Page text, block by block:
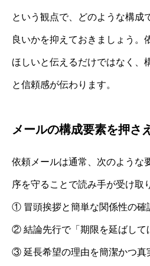
という観点で、どのような構成
良いかを抑えておきましょう。
ほしいと伝えるだけではなく、
と信頼感が伝わります。
メールの構成要素を押さ
依頼メールは通常、次のような
序を守ることで読み手が受け取
① 冒頭挨拶と簡単な関係性の確
② 結論先行で「期限を延ばして
③ 延長希望の理由を簡潔かつ真